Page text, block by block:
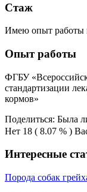
Стаж
Имею опыт работы
Опыт работы
ФГБУ
стандартизации
кормов»
Поделиться: Была
Нет 18 ( 8.07 % )
Интересные
Порода собак